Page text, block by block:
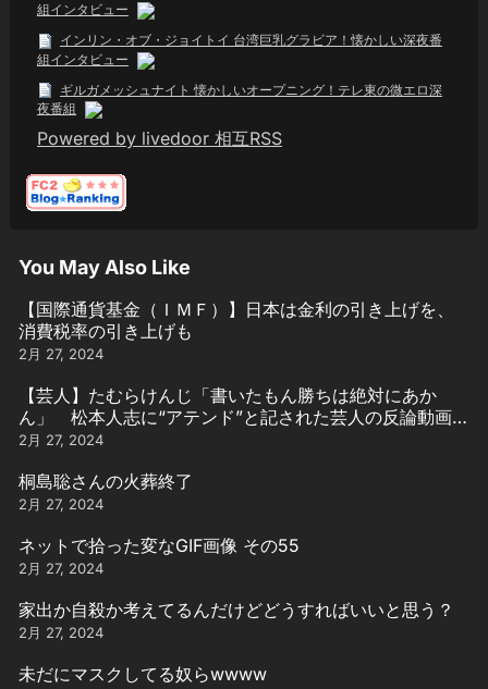
組インタビュー
インリン・オブ・ジョイトイ 台湾巨乳グラビア！懐かしい深夜番
組インタビュー
ギルガメッシュナイト 懐かしいオープニング！テレ東の微エロ深
夜番組
Powered by livedoor 相互RSS
You May Also Like
【国際通貨基金（ＩＭＦ）】日本は金利の引き上げを、
消費税率の引き上げも
2月 27, 2024
【芸人】たむらけんじ「書いたもん勝ちは絶対にあか
ん」 松本人志に“アテンド”と記された芸人の反論動画引
用
2月 27, 2024
桐島聡さんの火葬終了
2月 27, 2024
ネットで拾った変なGIF画像 その55
2月 27, 2024
家出か自殺か考えてるんだけどどうすればいいと思う？
2月 27, 2024
未だにマスクしてる奴らwwww